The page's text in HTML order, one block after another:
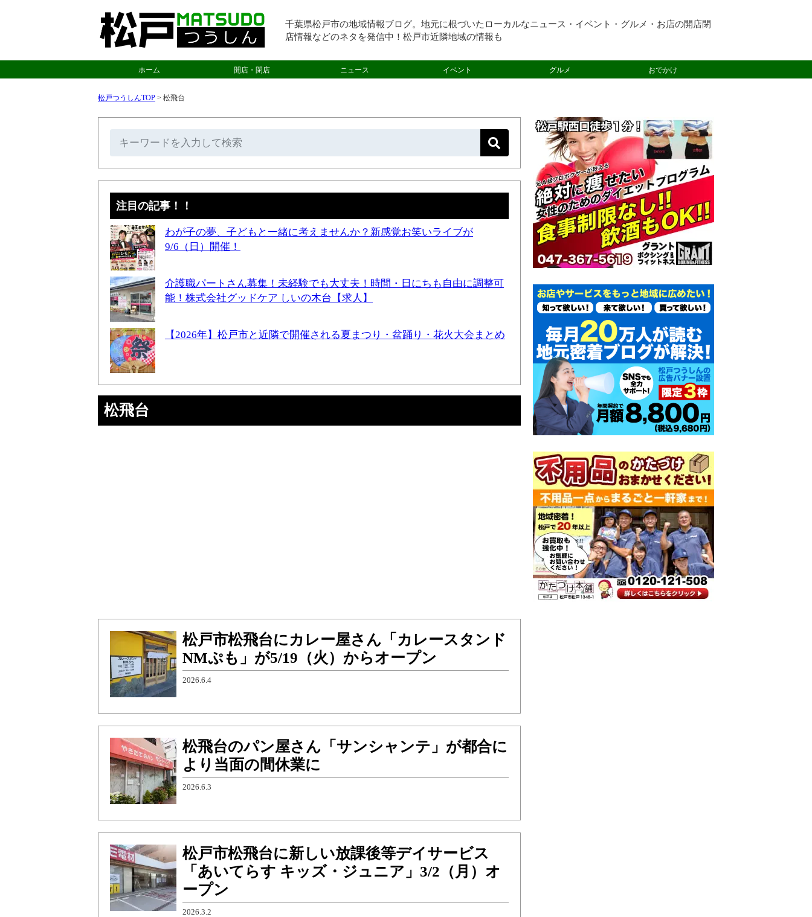
千葉県松戸市の地域情報ブログ。地元に根づいたローカルなニュース・イベント・グルメ・お店の開店閉
店情報などのネタを発信中！松戸市近隣地域の情報も
ホーム 開店・閉店 ニュース イベント グルメ おでかけ
松戸つうしんTOP > 松飛台
注目の記事！！
わが子の夢、子どもと一緒に考えませんか？新感覚お笑いライブが
9/6（日）開催！
介護職パートさん募集！未経験でも大丈夫！時間・日にちも自由に調整可
能！株式会社グッドケア しいの木台【求人】
【2026年】松戸市と近隣で開催される夏まつり・盆踊り・花火大会まとめ
松飛台
松戸市松飛台にカレー屋さん「カレースタンド
NMぷも」が5/19（火）からオープン
2026.6.4
松飛台のパン屋さん「サンシャンテ」が都合に
より当面の間休業に
2026.6.3
松戸市松飛台に新しい放課後等デイサービス
「あいてらす キッズ・ジュニア」3/2（月）オ
ープン
2026.3.2